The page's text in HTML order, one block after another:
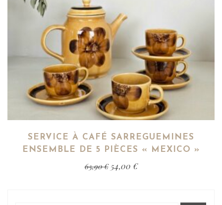
SERVICE À CAFÉ SARREGUEMINES
ENSEMBLE DE 5 PIÈCES « MEXICO »
65,90€ 54,00 €